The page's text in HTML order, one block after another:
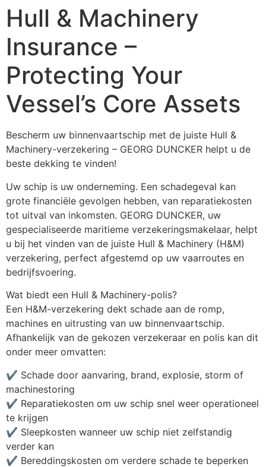
Hull & Machinery
Insurance –
Protecting Your
Vessel’s Core Assets
Bescherm uw binnenvaartschip met de juiste Hull &
Machinery-verzekering – GEORG DUNCKER helpt u de
beste dekking te vinden!
Uw schip is uw onderneming. Een schadegeval kan
grote financiële gevolgen hebben, van reparatiekosten
tot uitval van inkomsten. GEORG DUNCKER, uw
gespecialiseerde maritieme verzekeringsmakelaar, helpt
u bij het vinden van de juiste Hull & Machinery (H&M)
verzekering, perfect afgestemd op uw vaarroutes en
bedrijfsvoering.
Wat biedt een Hull & Machinery-polis?
Een H&M-verzekering dekt schade aan de romp,
machines en uitrusting van uw binnenvaartschip.
Afhankelijk van de gekozen verzekeraar en polis kan dit
onder meer omvatten:
✔️ Schade door aanvaring, brand, explosie, storm of
machinestoring
✔️ Reparatiekosten om uw schip snel weer operationeel
te krijgen
✔️ Sleepkosten wanneer uw schip niet zelfstandig
verder kan
✔️ Bereddingskosten om verdere schade te beperken